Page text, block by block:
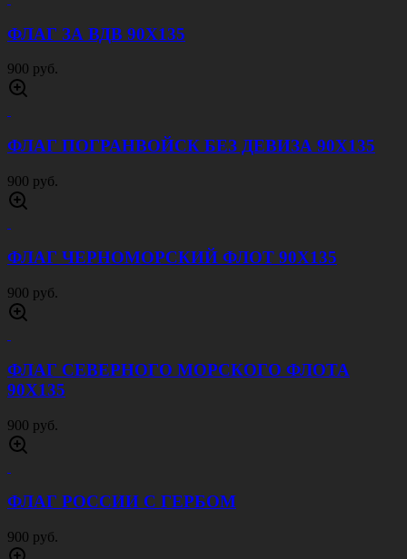
ФЛАГ ЗА ВДВ 90Х135
900 руб.
ФЛАГ ПОГРАНВОЙСК БЕЗ ДЕВИЗА 90Х135
900 руб.
ФЛАГ ЧЕРНОМОРСКИЙ ФЛОТ 90Х135
900 руб.
ФЛАГ СЕВЕРНОГО МОРСКОГО ФЛОТА
90Х135
900 руб.
ФЛАГ РОССИИ С ГЕРБОМ
900 руб.